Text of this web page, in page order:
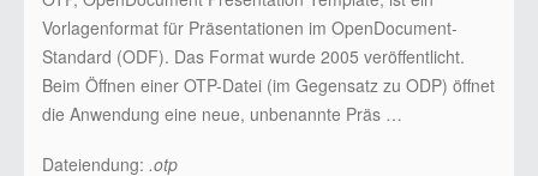
Vorlagenformat für Präsentationen im OpenDocument-
Standard (ODF). Das Format wurde 2005 veröffentlicht.
Beim Öffnen einer OTP-Datei (im Gegensatz zu ODP) öffnet
die Anwendung eine neue, unbenannte Präs …
Dateiendung: .otp